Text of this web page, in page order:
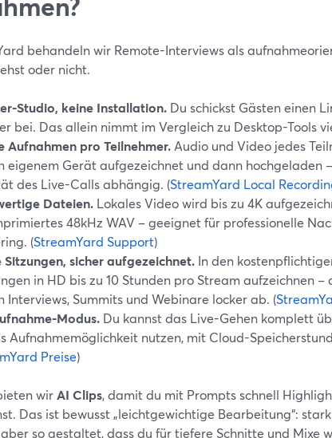
behandeln wir Remote-Interviews als
oder nicht.
Studio, keine Installation. Du schickst Gästen einen
bei. Das allein nimmt im Vergleich zu Desktop-Tools
Aufnahmen pro Teilnehmer. Audio und Video jedes
eigenem Gerät aufgezeichnet und dann hochgeladen
des Live-Calls abhängig. (StreamYard Local
Dateien. Lokales Video wird bis zu 4K
48kHz WAV – geeignet für professionelle
(StreamYard Support)
Sitzungen, sicher aufgezeichnet. In den
in HD bis zu 10 Stunden pro Stream aufzeichnen
Interviews, Summits und Webinare locker ab. (
Modus. Du kannst das Live-Gehen komplett
Aufnahmemöglichkeit nutzen, mit Cloud-
Preise)
wirAI Clips, damit du mit Prompts schnell
Das ist bewusst „leichtgewichtige Bearbeitung“:
so gestaltet, dass du für tiefere Schnitte und Mixe